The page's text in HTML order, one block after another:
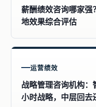
薪酬绩效咨询哪家
地效果综合评估
运营绩效
战略管理咨询机构
小时战略，中层回去